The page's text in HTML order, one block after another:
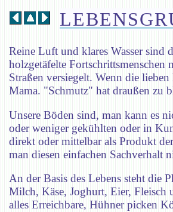
Reine Luft und klares Wasser sind
holzgetäfelte
Straßen versiegelt. Wenn die
Mama. "Schmutz" hat draußen zu
Unsere Böden sind, man kann es
oder weniger gekühlten oder in
direkt oder mittelbar als Produkt
man diesen einfachen Sachverhalt
An der Basis des Lebens steht die
Milch, Käse, Joghurt, Eier, Fleisch
alles Erreichbare, Hühner picken